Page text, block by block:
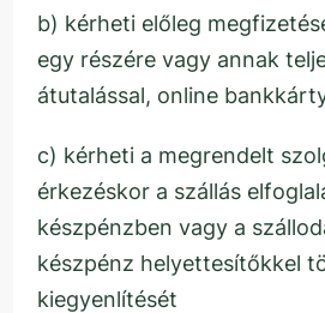
b) kérheti előleg
egy részére vagy annak
átutalással, online
c) kérheti a megrendelt
érkezéskor a szállás
készpénzben vagy a
készpénz helyettesítőkkel
kiegyenlítését